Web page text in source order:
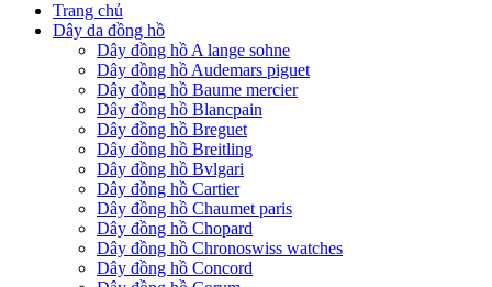
Trang chủ
Dây da đồng hồ
Dây đồng hồ A lange sohne
Dây đồng hồ Audemars piguet
Dây đồng hồ Baume mercier
Dây đồng hồ Blancpain
Dây đồng hồ Breguet
Dây đồng hồ Breitling
Dây đồng hồ Bvlgari
Dây đồng hồ Cartier
Dây đồng hồ Chaumet paris
Dây đồng hồ Chopard
Dây đồng hồ Chronoswiss watches
Dây đồng hồ Concord